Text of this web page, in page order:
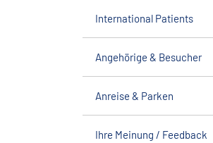
International Patients
Angehörige & Besucher
Anreise & Parken
Ihre Meinung / Feedback